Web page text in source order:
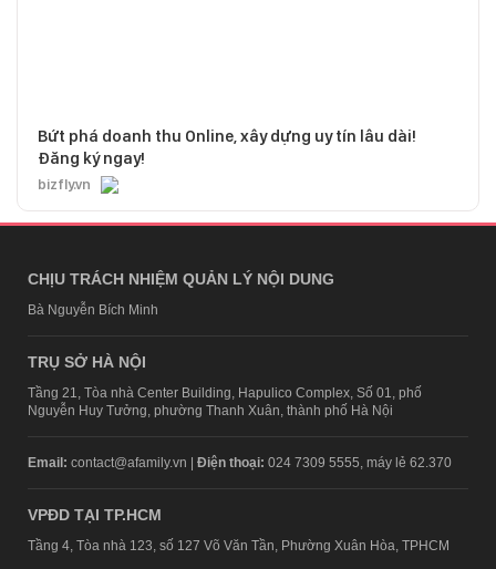
Bứt phá doanh thu Online, xây dựng uy tín lâu dài!
Đăng ký ngay!
bizfly.vn
CHỊU TRÁCH NHIỆM QUẢN LÝ NỘI DUNG
Bà Nguyễn Bích Minh
TRỤ SỞ HÀ NỘI
Tầng 21, Tòa nhà Center Building, Hapulico Complex, Số 01, phố
Nguyễn Huy Tưởng, phường Thanh Xuân, thành phố Hà Nội
Email: contact@afamily.vn | Điện thoại: 024 7309 5555, máy lẻ 62.370
VPĐD TẠI TP.HCM
Tầng 4, Tòa nhà 123, số 127 Võ Văn Tần, Phường Xuân Hòa, TPHCM